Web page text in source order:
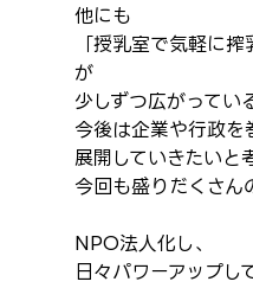
他にも
「授乳室で気軽に
が
少しずつ広がってい
今後は企業や行政を
展開していきたいと
今回も盛りだくさん
NPO法人化し、
日々パワーアップ